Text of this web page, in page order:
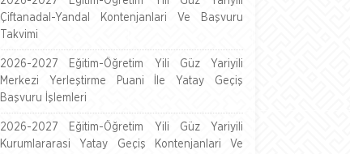
Çiftanadal-Yandal Kontenjanlari Ve Başvuru
Takvimi
2026-2027 Eğitim-Öğretim Yili Güz Yariyili
Merkezi Yerleştirme Puani İle Yatay Geçiş
Başvuru İşlemleri
2026-2027 Eğitim-Öğretim Yili Güz Yariyili
Kurumlararasi Yatay Geçiş Kontenjanlari Ve